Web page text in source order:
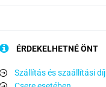
ÉRDEKELHETNÉ ÖNT
Szállítás és szaállítási díj